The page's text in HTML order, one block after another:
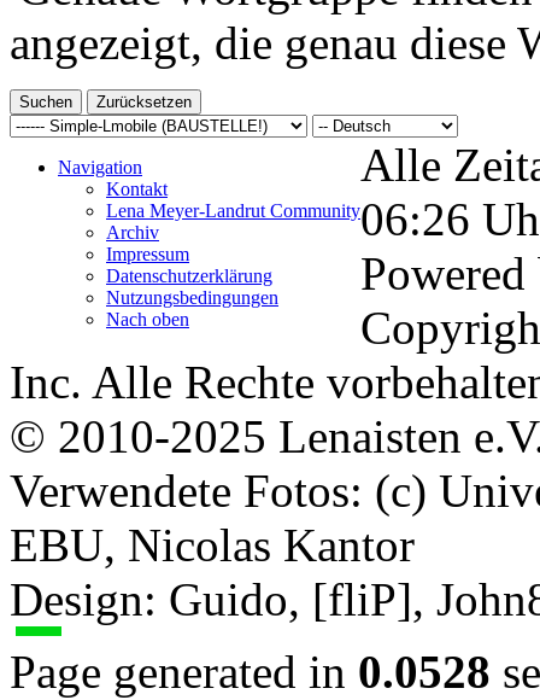
angezeigt, die genau diese
Navigation
Kontakt
Lena Meyer-Landrut Community
Archiv
Impressum
Datenschutzerklärung
Nutzungsbedingungen
Nach oben
Alle
06:26
Inc. Alle Rechte
© 2010-2025 Lenaisten
Verwendete Fotos: (c)
EBU, Nicolas Kantor
Design: Guido, [fliP],
Page generated in 0.0528